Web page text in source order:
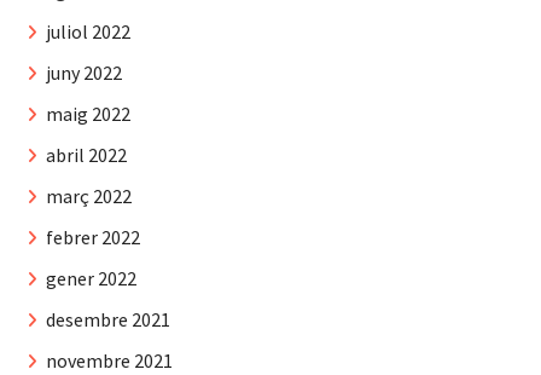
juliol 2022
juny 2022
maig 2022
abril 2022
març 2022
febrer 2022
gener 2022
desembre 2021
novembre 2021